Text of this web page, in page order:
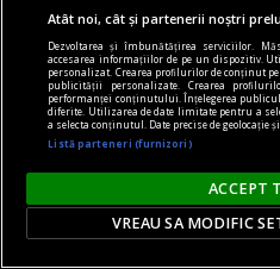
la fața timpului
Atât noi, cât și partenerii noștri
Dezvoltarea și îmbunătățirea serviciilor.
accesarea informațiilor de pe un dispozitiv.
personalizat. Crearea profilurilor de conținut
publicității personalizate. Crearea
performanței conținutului. Înțelegerea
diferite. Utilizarea de date limitate pentru a
a selecta conținutul. Date precise de
Listă parteneri (furnizori)
ACCEPT
VREAU SA MODIFIC